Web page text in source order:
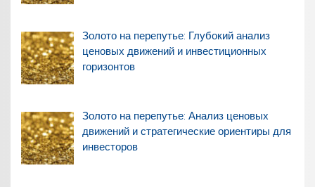
Золото на перепутье: Глубокий анализ
ценовых движений и инвестиционных
горизонтов
Золото на перепутье: Анализ ценовых
движений и стратегические ориентиры для
инвесторов